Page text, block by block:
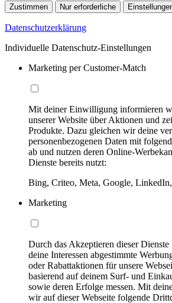
Zustimmen Nur erforderliche
Datenschutzerklärung
Individuelle Datenschutz-Einstellungen
Marketing per Customer-Match
Mit deiner Einwilligung informieren
unserer Website über Aktionen und
Produkte. Dazu gleichen wir deine
personenbezogenen Daten mit
ab und nutzen deren Online-
Dienste bereits nutzt:
Bing, Criteo, Meta, Google,
Marketing
Durch das Akzeptieren dieser
deine Interessen abgestimmte
oder Rabattaktionen für unsere
basierend auf deinem Surf- und
sowie deren Erfolge messen. Mit
wir auf dieser Webseite folgende